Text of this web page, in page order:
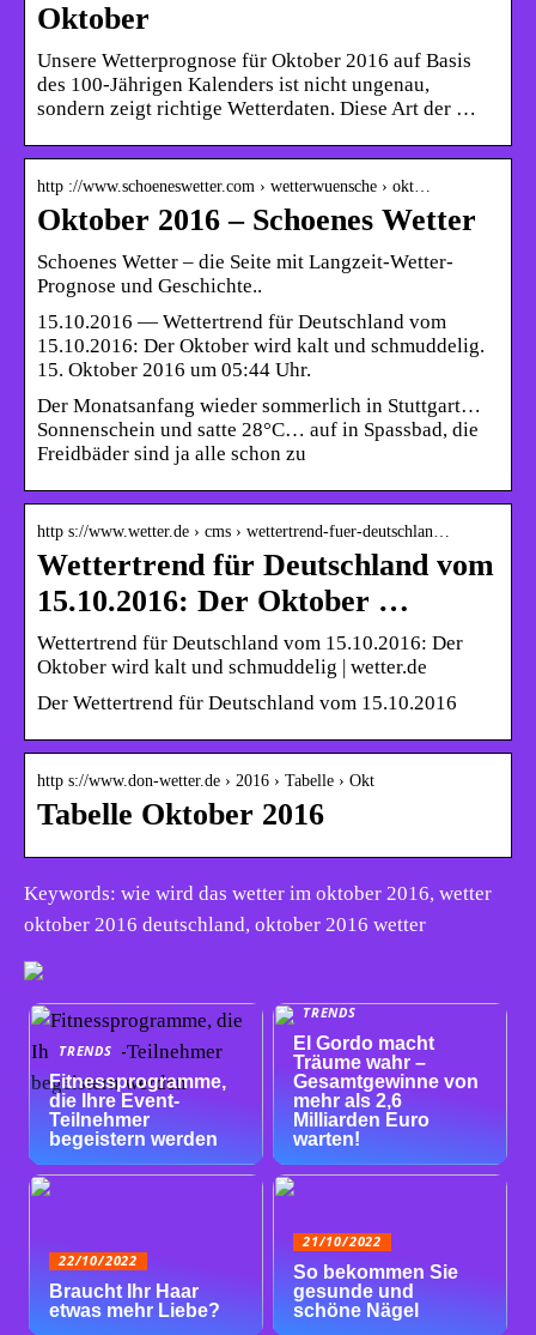
Oktober
Unsere Wetterprognose für Oktober 2016 auf Basis
des 100-Jährigen Kalenders ist nicht ungenau,
sondern zeigt richtige Wetterdaten. Diese Art der …
http ://www.schoeneswetter.com › wetterwuensche › okt…
Oktober 2016 – Schoenes Wetter
Schoenes Wetter – die Seite mit Langzeit-Wetter-
Prognose und Geschichte..
15.10.2016 — Wettertrend für Deutschland vom
15.10.2016: Der Oktober wird kalt und schmuddelig.
15. Oktober 2016 um 05:44 Uhr.
Der Monatsanfang wieder sommerlich in Stuttgart…
Sonnenschein und satte 28°C… auf in Spassbad, die
Freidbäder sind ja alle schon zu
http s://www.wetter.de › cms › wettertrend-fuer-deutschlan…
Wettertrend für Deutschland vom
15.10.2016: Der Oktober …
Wettertrend für Deutschland vom 15.10.2016: Der
Oktober wird kalt und schmuddelig | wetter.de
Der Wettertrend für Deutschland vom 15.10.2016
http s://www.don-wetter.de › 2016 › Tabelle › Okt
Tabelle Oktober 2016
Keywords: wie wird das wetter im oktober 2016, wetter
oktober 2016 deutschland, oktober 2016 wetter
TRENDS
Fitnessprogramme,
die Ihre Event-
Teilnehmer
begeistern werden
TRENDS
El Gordo macht
Träume wahr –
Gesamtgewinne von
mehr als 2,6
Milliarden Euro
warten!
22/10/2022
Braucht Ihr Haar
etwas mehr Liebe?
21/10/2022
So bekommen Sie
gesunde und
schöne Nägel